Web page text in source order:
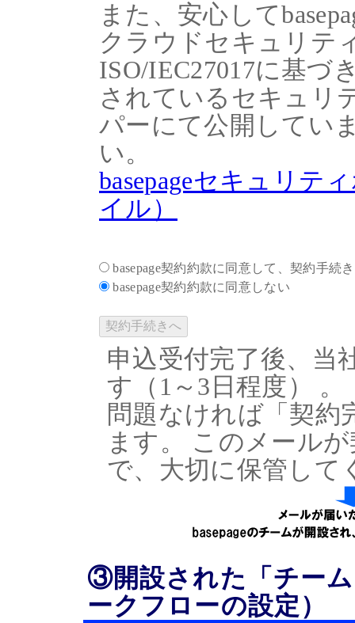
また、安心して
クラウドセキュリテ
ISO/IEC27017に基づ
されているセキュリ
パーにて公開してい
い。
basepageセキュリテ
イル）
basepage契約約款に同意して、契約手続
basepage契約約款に同意しない
申込受付完了後、当
す（1～3日程度） 。
問題なければ「契約
ます。 このメール
で、大切に保管して
③開設された「チー
ークフローの設定）